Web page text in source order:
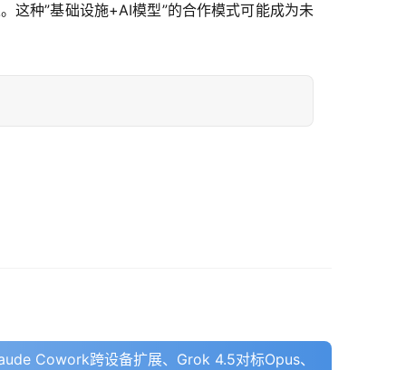
种”基础设施+AI模型”的合作模式可能成为未
Cowork跨设备扩展、Grok 4.5对标Opus、